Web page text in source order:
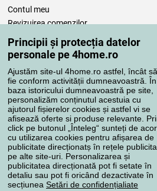
Principii și protecția datelor
personale pe 4home.ro
Ajustăm site-ul 4home.ro astfel, încât să
fie conform activității dumneavoastră. În
baza istoricului dumneavoastră pe site,
personalizăm conținutul acestuia cu
ajutorul fișierelor cookies și astfel vi se
afisează oferte si produse relevante.
click pe butonul „Înteleg“ sunteți de
cu utilizarea cookies pentru afișarea de
publicitate direcționatș în rețele
pe alte site-uri. Personalizarea și
publicitatea direcționată pot fi setate în
detaliu sau pot fi oricând dezactivate în
secțiunea Setări de confidențialiate
Contul meu
Revizuirea comenzilor
Reclamaţii
Retragere de la contract
Regulile de procesare a recenziilor
Metode de transport
Metode de plată
Magazin de încredere